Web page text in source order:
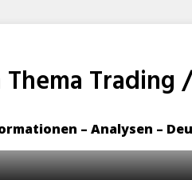
– Analysen –